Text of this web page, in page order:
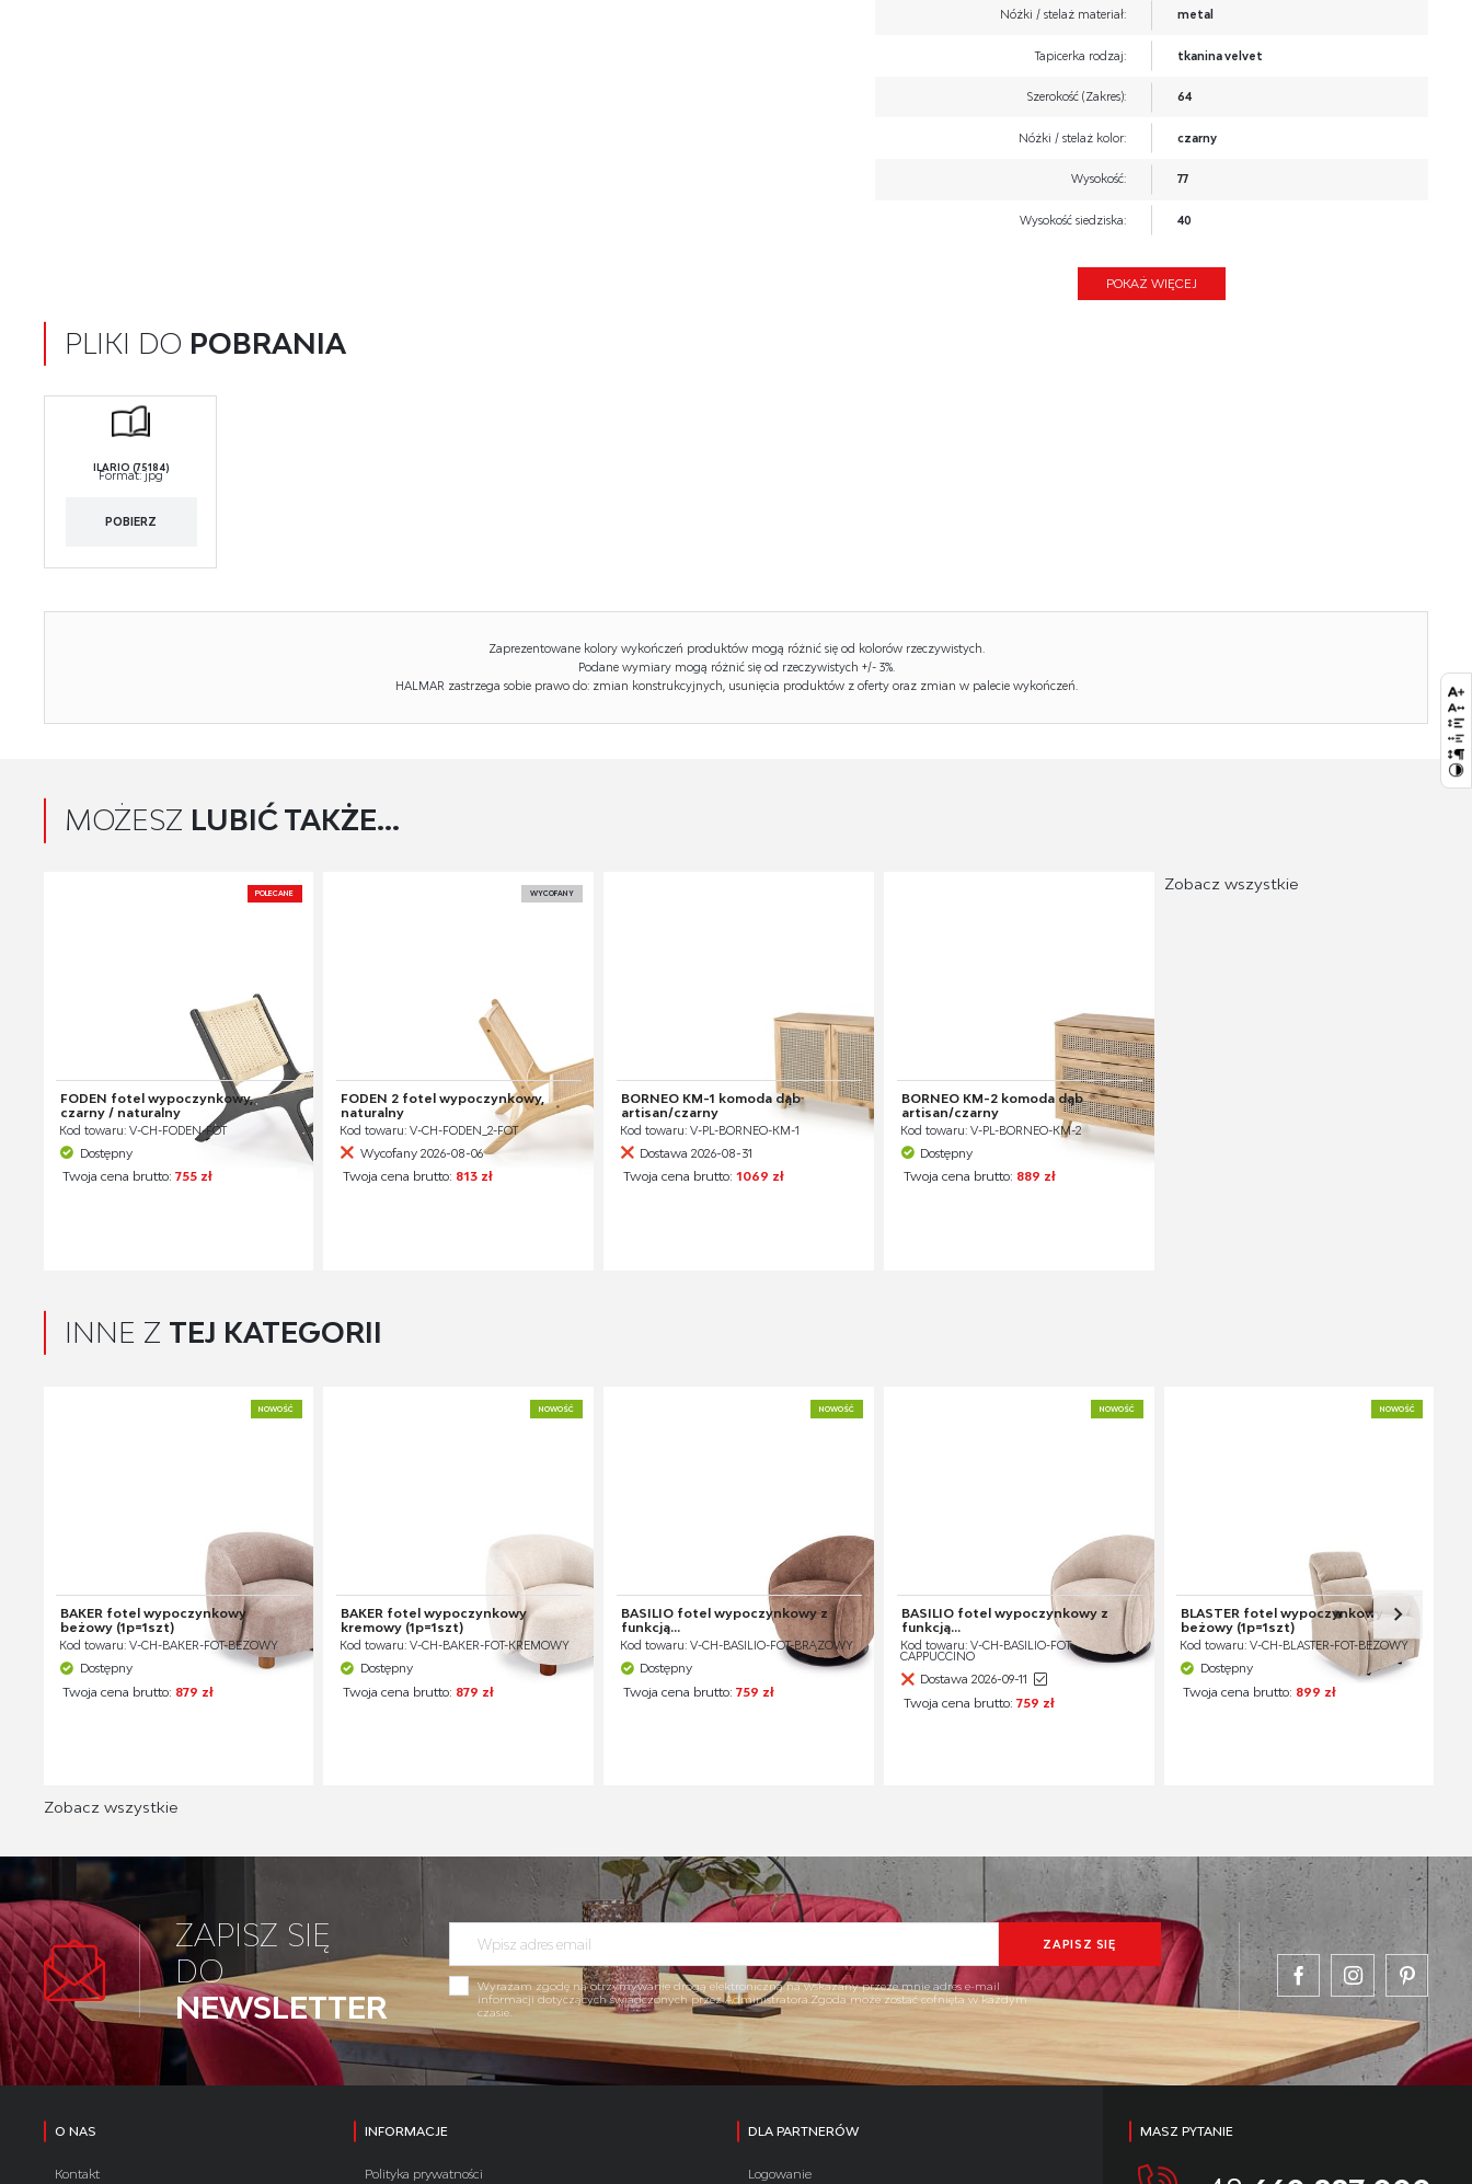
Nóżki / stelaż materiał: metal
Tapicerka rodzaj: tkanina velvet
Szerokość (Zakres): 64
Nóżki / stelaż kolor: czarny
Wysokość: 77
Wysokość siedziska: 40
Kolor: czarny, beżowy
POKAŻ WIĘCEJ
PLIKI DO POBRANIA
ILARIO (75184)
Format:jpg
POBIERZ
Zaprezentowane kolory wykończeń produktów mogą różnić się od kolorów rzeczywistych.
Podane wymiary mogą różnić się od rzeczywistych +/- 3%.
HALMAR zastrzega sobie prawo do: zmian konstrukcyjnych, usunięcia produktów z oferty oraz zmian w palecie wykończeń.
MOŻESZ LUBIĆ TAKŻE...
POLECANE
FODEN fotel wypoczynkowy,
czarny / naturalny
Kod towaru: V-CH-FODEN-FOT
Dostępny
Twoja cena brutto:755 zł
WYCOFANY
FODEN 2 fotel wypoczynkowy,
naturalny
Kod towaru: V-CH-FODEN_2-FOT
Wycofany 2026-08-06
Twoja cena brutto: 813 zł
BORNEO KM-1 komoda dąb
artisan/czarny
Kod towaru: V-PL-BORNEO-KM-1
Dostawa 2026-08-31
Twoja cena brutto: 1069 zł
BORNEO KM-2 komoda dąb
artisan/czarny
Kod towaru: V-PL-BORNEO-KM-2
Dostępny
Twoja cena brutto: 889 zł
Zobacz wszystkie
INNE Z TEJ KATEGORII
NOWOŚĆ
BAKER fotel wypoczynkowy
beżowy (1p=1szt)
Kod towaru: V-CH-BAKER-FOT-BEŻOWY
Dostępny
Twoja cena brutto: 879 zł
NOWOŚĆ
BAKER fotel wypoczynkowy
kremowy (1p=1szt)
Kod towaru: V-CH-BAKER-FOT-KREMOWY
Dostępny
Twoja cena brutto: 879 zł
NOWOŚĆ
BASILIO fotel wypoczynkowy z
funkcją...
Kod towaru: V-CH-BASILIO-FOT-BRĄZOWY
Dostępny
Twoja cena brutto: 759 zł
NOWOŚĆ
BASILIO fotel wypoczynkowy z
funkcją...
Kod towaru: V-CH-BASILIO-FOT-
CAPPUCCINO
Dostawa 2026-09-11
Twoja cena brutto: 759 zł
NOWOŚĆ
BLASTER fotel wypoczynkowy
beżowy (1p=1szt)
Kod towaru: V-CH-BLASTER-FOT-BEŻOWY
Dostępny
Twoja cena brutto: 899 zł
Zobacz wszystkie
ZAPISZ SIĘ
DO
NEWSLETTER
Wyrażam zgodę na otrzymywanie drogą elektroniczną na wskazany przeze mnie adres e-mail
informacji dotyczących świadczonych przez Administratora.Zgoda może zostać cofnięta w każdym
czasie.
O NAS
Kontakt
INFORMACJE
Polityka prywatności
DLA PARTNERÓW
Logowanie
MASZ PYTANIE